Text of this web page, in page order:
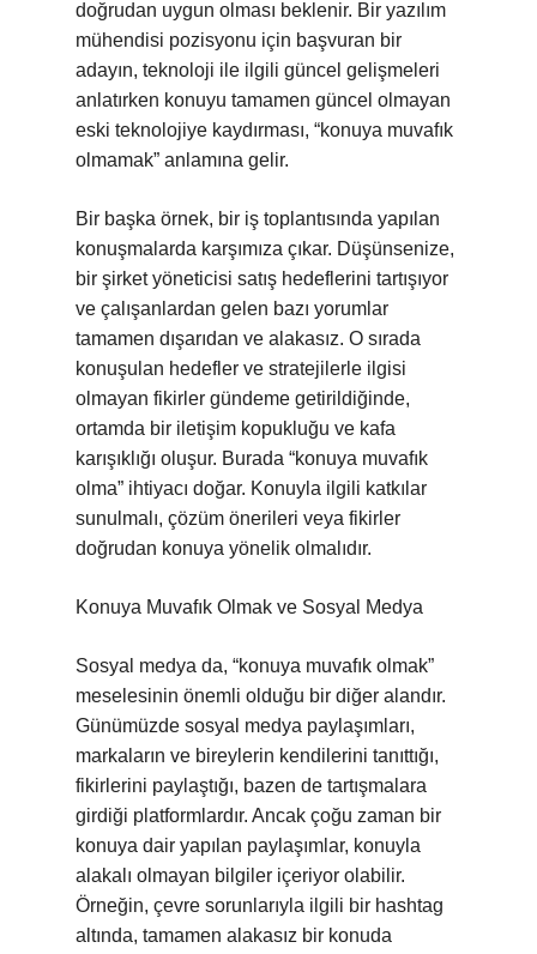
doğrudan uygun olması beklenir. Bir yazılım
mühendisi pozisyonu için başvuran bir
adayın, teknoloji ile ilgili güncel gelişmeleri
anlatırken konuyu tamamen güncel olmayan
eski teknolojiye kaydırması, “konuya muvafık
olmamak” anlamına gelir.
Bir başka örnek, bir iş toplantısında yapılan
konuşmalarda karşımıza çıkar. Düşünsenize,
bir şirket yöneticisi satış hedeflerini tartışıyor
ve çalışanlardan gelen bazı yorumlar
tamamen dışarıdan ve alakasız. O sırada
konuşulan hedefler ve stratejilerle ilgisi
olmayan fikirler gündeme getirildiğinde,
ortamda bir iletişim kopukluğu ve kafa
karışıklığı oluşur. Burada “konuya muvafık
olma” ihtiyacı doğar. Konuyla ilgili katkılar
sunulmalı, çözüm önerileri veya fikirler
doğrudan konuya yönelik olmalıdır.
Konuya Muvafık Olmak ve Sosyal Medya
Sosyal medya da, “konuya muvafık olmak”
meselesinin önemli olduğu bir diğer alandır.
Günümüzde sosyal medya paylaşımları,
markaların ve bireylerin kendilerini tanıttığı,
fikirlerini paylaştığı, bazen de tartışmalara
girdiği platformlardır. Ancak çoğu zaman bir
konuya dair yapılan paylaşımlar, konuyla
alakalı olmayan bilgiler içeriyor olabilir.
Örneğin, çevre sorunlarıyla ilgili bir hashtag
altında, tamamen alakasız bir konuda